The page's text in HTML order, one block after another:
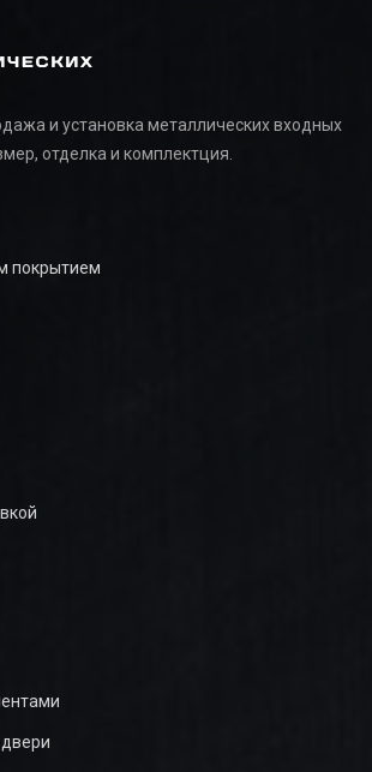
и установка металлических входных
отделка и комплектция.
покрытием